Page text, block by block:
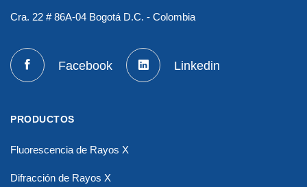
Cra. 22 # 86A-04 Bogotá D.C. - Colombia
Facebook Linkedin
PRODUCTOS
Fluorescencia de Rayos X
Difracción de Rayos X